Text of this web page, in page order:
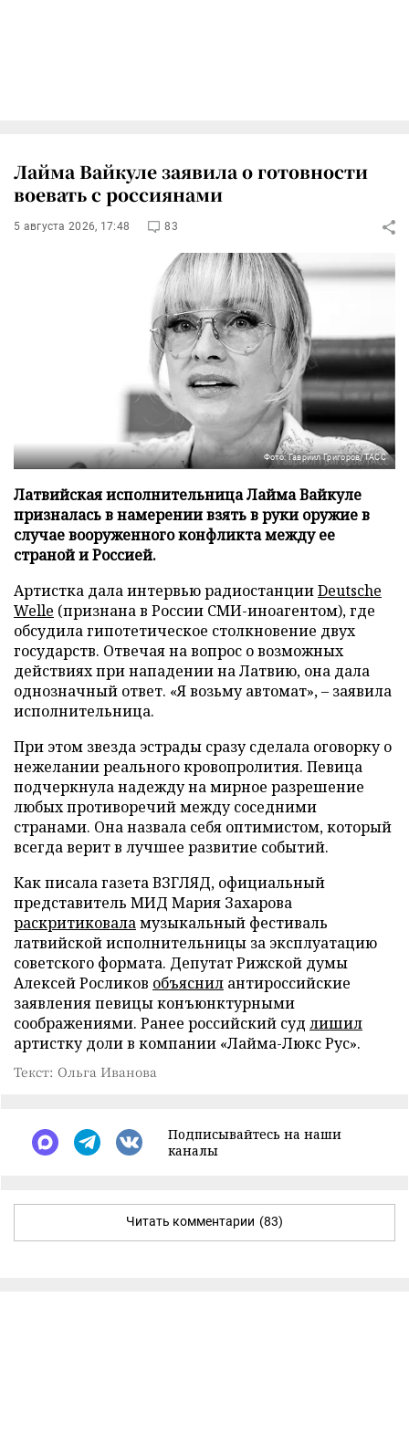
Лайма Вайкуле заявила о готовности
воевать с россиянами
5 августа 2026, 17:48 83
Фото: Гавриил Григоров/ТАСС
Латвийская исполнительница Лайма Вайкуле
призналась в намерении взять в руки оружие в
случае вооруженного конфликта между ее
страной и Россией.
Артистка дала интервью радиостанцииDeutsche
Welle (признана в России СМИ-иноагентом), где
обсудила гипотетическое столкновение двух
государств. Отвечая на вопрос о возможных
действиях при нападении на Латвию, она дала
однозначный ответ. «Я возьму автомат», – заявила
исполнительница.
При этом звезда эстрады сразу сделала оговорку о
нежелании реального кровопролития. Певица
подчеркнула надежду на мирное разрешение
любых противоречий между соседними
странами. Она назвала себя оптимистом, который
всегда верит в лучшее развитие событий.
Как писала газета ВЗГЛЯД, официальный
представитель МИД Мария Захарова
раскритиковаламузыкальный фестиваль
латвийской исполнительницы за эксплуатацию
советского формата. Депутат Рижской думы
Алексей Росликов объяснил антироссийские
заявления певицы конъюнктурными
соображениями. Ранее российский суд лишил
артистку доли в компании «Лайма-Люкс Рус».
Текст: Ольга Иванова
Подписывайтесь на наши
каналы
Читать комментарии (83)